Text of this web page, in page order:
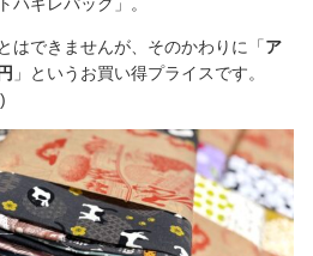
はできませんが、そのかわりに「ア
」というお買い得プライスです。